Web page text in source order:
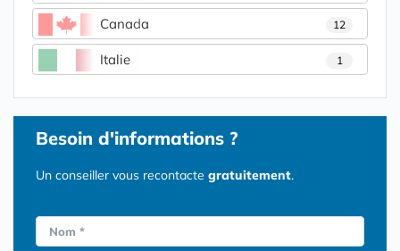
Canada 12
Italie 1
Besoin d'informations ?
Un conseiller vous recontacte gratuitement.
Nom *